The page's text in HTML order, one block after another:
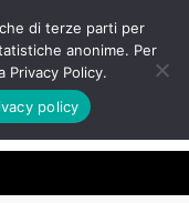
di terze parti per
anonime. Per
Privacy Policy.
policy